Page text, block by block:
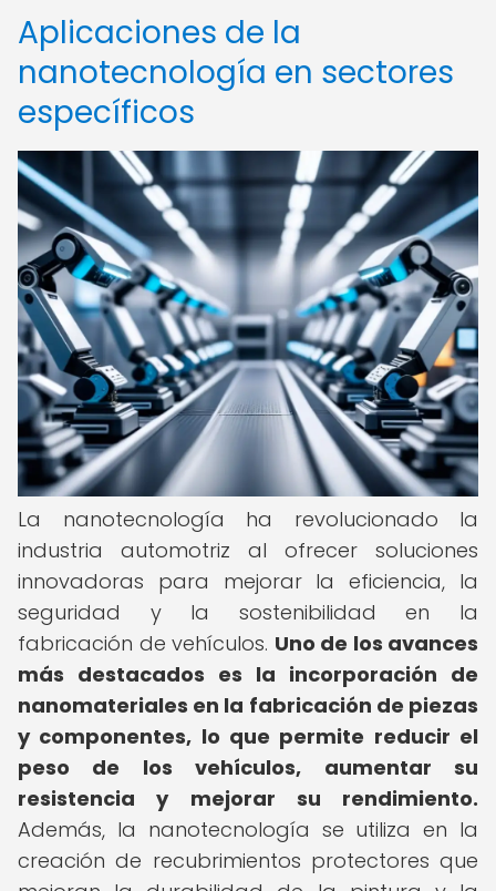
Aplicaciones de la
nanotecnología en sectores
específicos
La nanotecnología ha revolucionado la
industria automotriz al ofrecer soluciones
innovadoras para mejorar la eficiencia, la
seguridad y la sostenibilidad en la
fabricación de vehículos. Uno de los avances
más destacados es la incorporación de
nanomateriales en la fabricación de piezas
y componentes, lo que permite reducir el
peso de los vehículos, aumentar su
resistencia y mejorar su rendimiento.
Además, la nanotecnología se utiliza en la
creación de recubrimientos protectores que